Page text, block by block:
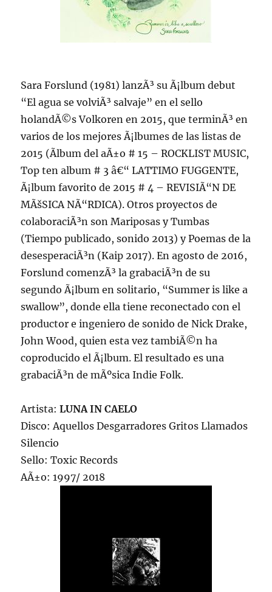
Sara Forslund (1981) lanzÃ³ su Ã¡lbum debut
“El agua se volviÃ³ salvaje” en el sello
holandÃ©s Volkoren en 2015, que terminÃ³ en
varios de los mejores Ã¡lbumes de las listas de
2015 (Ãlbum del aÃ±o # 15 – ROCKLIST MUSIC,
Top ten album # 3 â€“ LATTIMO FUGGENTE,
Ã¡lbum favorito de 2015 # 4 – REVISIÃ“N DE
MÃšSICA NÃ“RDICA). Otros proyectos de
colaboraciÃ³n son Mariposas y Tumbas
(Tiempo publicado, sonido 2013) y Poemas de la
desesperaciÃ³n (Kaip 2017). En agosto de 2016,
Forslund comenzÃ³ la grabaciÃ³n de su
segundo Ã¡lbum en solitario, “Summer is like a
swallow”, donde ella tiene reconectado con el
productor e ingeniero de sonido de Nick Drake,
John Wood, quien esta vez tambiÃ©n ha
coproducido el Ã¡lbum. El resultado es una
grabaciÃ³n de mÃºsica Indie Folk.
Artista:LUNA IN CAELO
Disco: Aquellos Desgarradores Gritos Llamados
Silencio
Sello: Toxic Records
AÃ±o: 1997/ 2018